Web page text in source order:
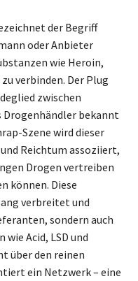
der Begriff
oder Anbieter
wie Heroin,
verbinden. Der Plug
zwischen
Drogenhändler bekannt
Szene wird dieser
Reichtum assoziiert,
Drogen vertreiben
können. Diese
verbreitet und
sondern auch
Acid, LSD und
über den reinen
ein Netzwerk – eine